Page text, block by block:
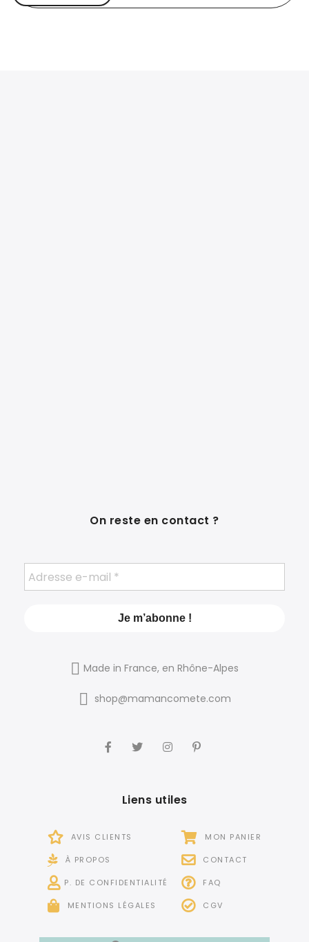
On reste en contact ?
Made in France, en Rhône-Alpes
shop@mamancomete.com
Liens utiles
AVIS CLIENTS
À PROPOS
P. DE CONFIDENTIALITÉ
MENTIONS LÉGALES
MON PANIER
CONTACT
FAQ
CGV